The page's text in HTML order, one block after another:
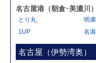
名古屋港（朝倉･美濃川
とり丸 明
1UP
名
名古屋（伊勢湾奥）